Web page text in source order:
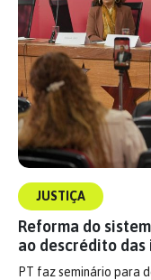
JUSTIÇA
Reforma do
ao descrédito
PT faz seminário para